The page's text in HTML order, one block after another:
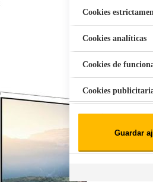
Aspiradora Quitamanchas 450W
Cookies
Cookies analíticas
Cookies de
Cookies
Guardar